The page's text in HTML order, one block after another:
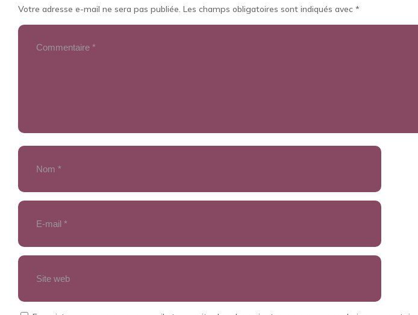
Votre adresse e-mail ne sera pas publiée. Les champs obligatoires sont indiqués avec *